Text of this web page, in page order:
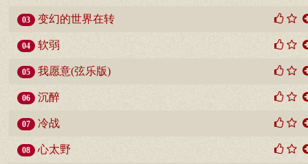
03 变幻的世界在转
04 软弱
05 我愿意(弦乐版)
06 沉醉
07 冷战
08 心太野